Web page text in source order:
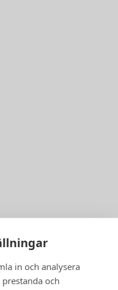
in och analysera
och
60 40.